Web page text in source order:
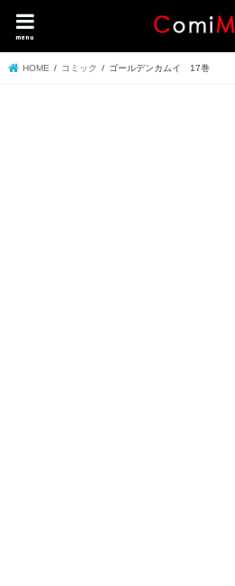
menu
HOME コミック ゴールデンカムイ 17巻